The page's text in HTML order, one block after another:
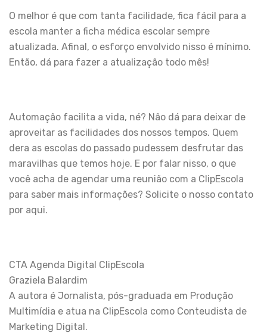
O melhor é que com tanta facilidade, fica fácil para a
escola manter a ficha médica escolar sempre
atualizada. Afinal, o esforço envolvido nisso é mínimo.
Então, dá para fazer a atualização todo mês!
Automação facilita a vida, né? Não dá para deixar de
aproveitar as facilidades dos nossos tempos. Quem
dera as escolas do passado pudessem desfrutar das
maravilhas que temos hoje. E por falar nisso, o que
você acha de agendar uma reunião com a ClipEscola
para saber mais informações? Solicite o nosso contato
por aqui.
CTA Agenda Digital ClipEscola
Graziela Balardim
A autora é Jornalista, pós-graduada em Produção
Multimídia e atua na ClipEscola como Conteudista de
Marketing Digital.